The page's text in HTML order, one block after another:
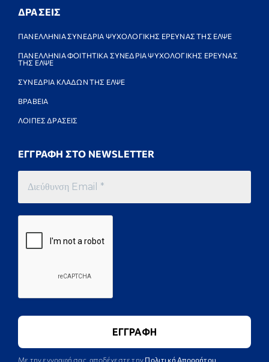
ΔΡΑΣΕΙΣ
ΠΑΝΕΛΛΗΝΙΑ ΣΥΝΕΔΡΙΑ ΨΥΧΟΛΟΓΙΚΗΣ ΕΡΕΥΝΑΣ ΤΗΣ ΕΛΨΕ
ΠΑΝΕΛΛΗΝΙΑ ΦΟΙΤΗΤΙΚΑ ΣΥΝΕΔΡΙΑ ΨΥΧΟΛΟΓΙΚΗΣ ΕΡΕΥΝΑΣ
ΤΗΣ ΕΛΨΕ
ΣΥΝΕΔΡΙΑ ΚΛΑΔΩΝ ΤΗΣ ΕΛΨΕ
ΒΡΑΒΕΙΑ
ΛΟΙΠΕΣ ΔΡΑΣΕΙΣ
ΕΓΓΡΑΦΗ ΣΤΟ NEWSLETTER
Με την εγγραφή σας, αποδέχεστε την Πολιτική Απορρήτου